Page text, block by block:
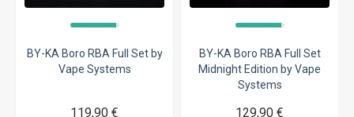
BY-KA Boro RBA Full Set by
Vape Systems
119,90 €
BY-KA Boro RBA Full Set
Midnight Edition by Vape
Systems
129,90 €